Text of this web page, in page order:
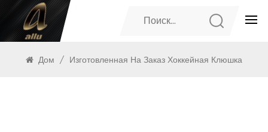
ПРОДУКТЫ
Дом / Изготовленная На Заказ Хоккейная Клюшка